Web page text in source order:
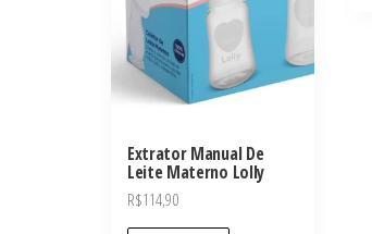
Extrator Manual De
Leite Materno Lolly
R$114,90